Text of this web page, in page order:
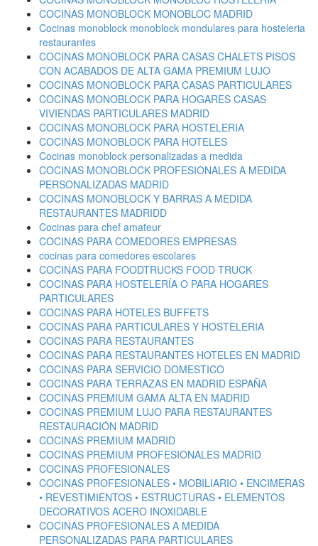
COCINAS MONOBLOCK MONOBLOC MADRID
Cocinas monoblock monoblock mondulares para hosteleria
restaurantes
COCINAS MONOBLOCK PARA CASAS CHALETS PISOS
CON ACABADOS DE ALTA GAMA PREMIUM LUJO
COCINAS MONOBLOCK PARA CASAS PARTICULARES
COCINAS MONOBLOCK PARA HOGARES CASAS
VIVIENDAS PARTICULARES MADRID
COCINAS MONOBLOCK PARA HOSTELERIA
COCINAS MONOBLOCK PARA HOTELES
Cocinas monoblock personalizadas a medida
COCINAS MONOBLOCK PROFESIONALES A MEDIDA
PERSONALIZADAS MADRID
COCINAS MONOBLOCK Y BARRAS A MEDIDA
RESTAURANTES MADRIDD
Cocinas para chef amateur
COCINAS PARA COMEDORES EMPRESAS
cocinas para comedores escolares
COCINAS PARA FOODTRUCKS FOOD TRUCK
COCINAS PARA HOSTELERÍA O PARA HOGARES
PARTICULARES
COCINAS PARA HOTELES BUFFETS
COCINAS PARA PARTICULARES Y HOSTELERIA
COCINAS PARA RESTAURANTES
COCINAS PARA RESTAURANTES HOTELES EN MADRID
COCINAS PARA SERVICIO DOMESTICO
COCINAS PARA TERRAZAS EN MADRID ESPAÑA
COCINAS PREMIUM GAMA ALTA EN MADRID
COCINAS PREMIUM LUJO PARA RESTAURANTES
RESTAURACIÓN MADRID
COCINAS PREMIUM MADRID
COCINAS PREMIUM PROFESIONALES MADRID
COCINAS PROFESIONALES
COCINAS PROFESIONALES • MOBILIARIO • ENCIMERAS
• REVESTIMIENTOS • ESTRUCTURAS • ELEMENTOS
DECORATIVOS ACERO INOXIDABLE
COCINAS PROFESIONALES A MEDIDA
PERSONALIZADAS PARA PARTICULARES